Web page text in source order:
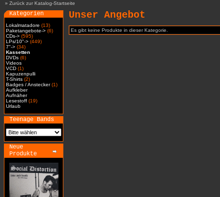
» Zurück zur Katalog-Startseite
Kategorien
Lokalmatadore (13)
Paketangebote-> (6)
CDs-> (595)
LPs/10"-> (449)
7"-> (34)
Kassetten
DVDs (6)
Videos
VCD (1)
Kapuzenpulli
T-Shirts (2)
Badges / Anstecker(1)
Aufkleber
Aufnäher
Lesestoff (19)
Urlaub
Teenage Bands
Neue
Produkte
Unser Angebot
Es gibt keine Produkte in dieser Kategorie.